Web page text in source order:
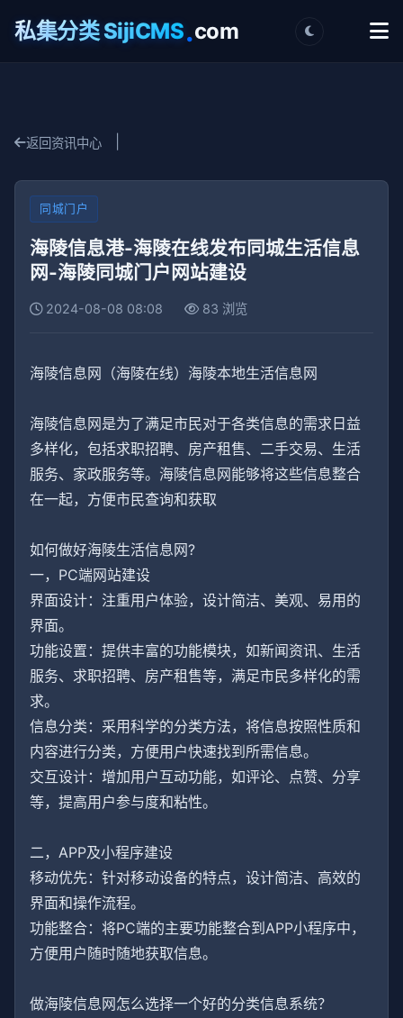
私集分类 SijiCMS.com
返回资讯中心
同城门户
海陵信息港-海陵在线发布同城生活信息
网-海陵同城门户网站建设
2024-08-08 08:08 83 浏览
海陵信息网（海陵在线）海陵本地生活信息网
海陵信息网是为了满足市民对于各类信息的需求日益
多样化，包括求职招聘、房产租售、二手交易、生活
服务、家政服务等。海陵信息网能够将这些信息整合
在一起，方便市民查询和获取
如何做好海陵生活信息网?
一，PC端网站建设
界面设计：注重用户体验，设计简洁、美观、易用的
界面。
功能设置：提供丰富的功能模块，如新闻资讯、生活
服务、求职招聘、房产租售等，满足市民多样化的需
求。
信息分类：采用科学的分类方法，将信息按照性质和
内容进行分类，方便用户快速找到所需信息。
交互设计：增加用户互动功能，如评论、点赞、分享
等，提高用户参与度和粘性。
二，APP及小程序建设
移动优先：针对移动设备的特点，设计简洁、高效的
界面和操作流程。
功能整合：将PC端的主要功能整合到APP小程序中，
方便用户随时随地获取信息。
做海陵信息网怎么选择一个好的分类信息系统？